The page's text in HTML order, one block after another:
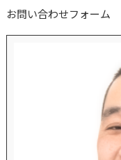
お問い合わせフォーム